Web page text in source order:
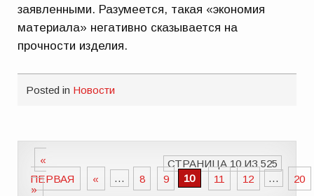
заявленными. Разумеется, такая «экономия
материала» негативно сказывается на
прочности изделия.
Posted in Новости
СТРАНИЦА 10 ИЗ 525
«
ПЕРВАЯ
« ... 8 9 10 11 12 ...
20
»